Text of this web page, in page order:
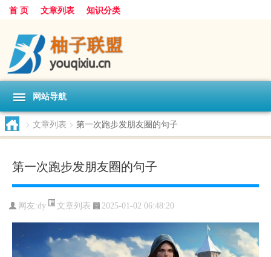
首 页 文章列表 知识分类
网站导航
> 文章列表 > 第一次跑步发朋友圈的句子
第一次跑步发朋友圈的句子
网友:dy 文章列表 2025-01-02 06:48:20